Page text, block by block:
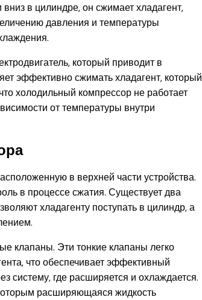
в цилиндре, он сжимает хладагент,
давления и температуры
который приводит в
эффективно сжимать хладагент, который
холодильный компрессор не работает
от температуры внутри
в верхней части устройства.
в процессе сжатия. Существует два
хладагенту поступать в цилиндр, а
клапаны. Эти тонкие клапаны легко
что обеспечивает эффективный
систему, где расширяется и охлаждается.
расширяющаяся жидкость